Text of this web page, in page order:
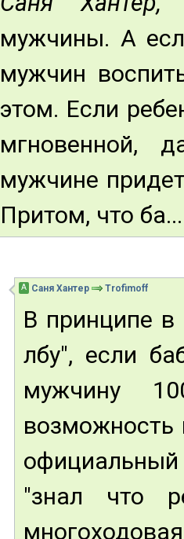
мужчины. А
мужчин
этом. Если
мгновенной,
мужчине
Притом, что ба...
А Саня Хантер Trofimoff
В принципе
лбу", если
мужчину
возможность
"знал что